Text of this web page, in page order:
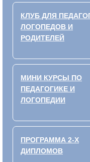
КЛУБ ДЛЯ
ЛОГОПЕДОВ И
РОДИТЕЛЕЙ
МИНИ КУРСЫ ПО
ПЕДАГОГИКЕ И
ЛОГОПЕДИИ
ПРОГРАММА 2-Х
ДИПЛОМОВ